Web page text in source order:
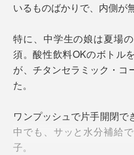
この技術、ボトルに採用し
※台湾で初、日本市場での販売も初めて
カラー展開は、日本ではあ
ラー。
いるものばかりで、内側が
特に、中学生の娘は夏場
須。酸性飲料OKのボトル
が、チタンセラミック・コ
た。
ワンプッシュで片手開閉で
中でも、サッと水分補給
子。